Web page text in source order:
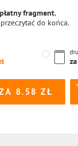
fragment.
do końca.
za
8.58